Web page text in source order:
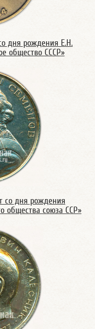
дня рождения Е.Н.
общество СССР»
со дня рождения
общества союза ССР»